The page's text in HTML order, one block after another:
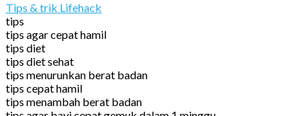
Tips & trik Lifehack
tips
tips agar cepat hamil
tips diet
tips diet sehat
tips menurunkan berat badan
tips cepat hamil
tips menambah berat badan